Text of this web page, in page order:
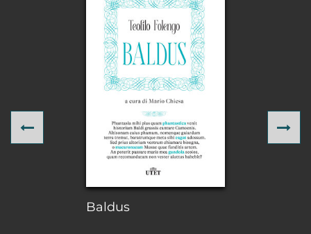
Baldus
Previous